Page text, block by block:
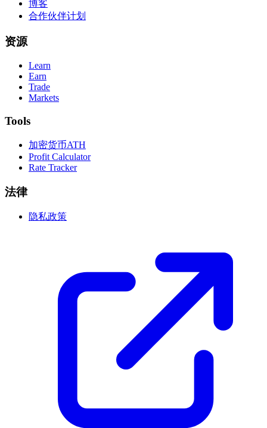
博客
合作伙伴计划
资源
Learn
Earn
Trade
Markets
Tools
加密货币ATH
Profit Calculator
Rate Tracker
法律
隐私政策